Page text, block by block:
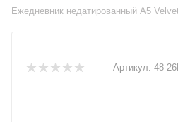
Ежедневник недатированный А5
Артикул: 48-